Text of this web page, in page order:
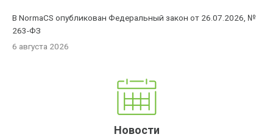
В NormaCS опубликован Федеральный закон от 26.07.2026, №
263-ФЗ
6 августа 2026
Новости